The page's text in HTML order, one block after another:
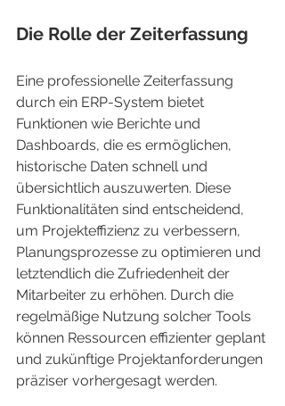
Die Rolle der Zeiterfassung
Eine professionelle Zeiterfassung
durch ein ERP-System bietet
Funktionen wie Berichte und
Dashboards, die es ermöglichen,
historische Daten schnell und
übersichtlich auszuwerten. Diese
Funktionalitäten sind entscheidend,
um Projekteffizienz zu verbessern,
Planungsprozesse zu optimieren und
letztendlich die Zufriedenheit der
Mitarbeiter zu erhöhen. Durch die
regelmäßige Nutzung solcher Tools
können Ressourcen effizienter geplant
und zukünftige Projektanforderungen
präziser vorhergesagt werden.